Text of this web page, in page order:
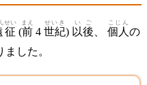
征
せい
(前
まえ
4 世紀
せいき
) 以後
いご
個人
こじん
の
ました。